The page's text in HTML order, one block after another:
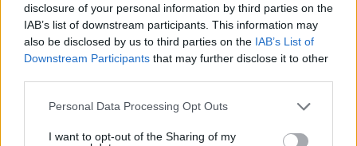
disclosure of your personal information by third parties on the
IAB’s list of downstream participants. This information may
also be disclosed by us to third parties on the IAB’s List of
Downstream Participants that may further disclose it to other
Please note that this website/app uses one or more Google
not limited to your visit or usage behaviour. You may click to
Personal Data Processing Opt Outs
I want to opt-out of the Sharing of my